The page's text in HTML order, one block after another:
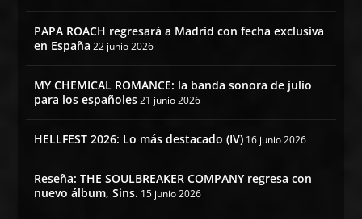
PAPA ROACH regresará a Madrid con fecha exclusiva
en España 22 junio 2026
MY CHEMICAL ROMANCE: la banda sonora de julio
para los españoles 21 junio 2026
HELLFEST 2026: Lo más destacado (IV) 16 junio 2026
Reseña: THE SOULBREAKER COMPANY regresa con
nuevo álbum, Sins. 15 junio 2026